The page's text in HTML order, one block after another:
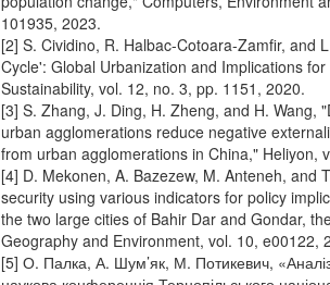
101935, 2023.
[2] S. Cividino, R. Halbac-Cotoara-Zamfir, and
Cycle': Global Urbanization and Implications
Sustainability, vol. 12, no. 3, pp. 1151, 2020.
[3] S. Zhang, J. Ding, H. Zheng, and H. Wang,
urban agglomerations reduce negative
from urban agglomerations in China," Heliyon,
[4] D. Mekonen, A. Bazezew, M. Anteneh, and
security using various indicators for policy
the two large cities of Bahir Dar and Gondar,
Geography and Environment, vol. 10, e00122,
[5] О. Палка, А. Шум’як, М. Потикевич,